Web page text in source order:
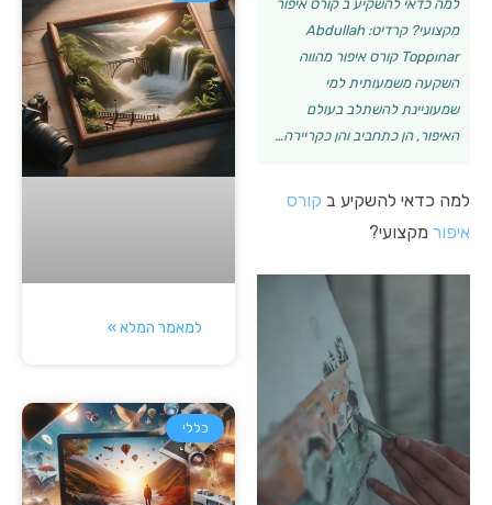
למה כדאי להשקיע ב קורס איפור
מקצועי? קרדיט: Abdullah
Toppınar קורס איפור מהווה
השקעה משמעותית למי
שמעוניינת להשתלב בעולם
האיפור, הן כתחביב והן כקריירה…
למה כדאי להשקיע ב קורס
איפור מקצועי?
למאמר המלא »
כללי